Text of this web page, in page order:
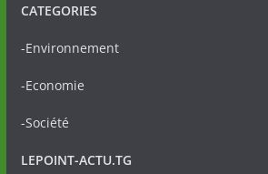
CATEGORIES
-Environnement
-Economie
-Société
LEPOINT-ACTU.TG